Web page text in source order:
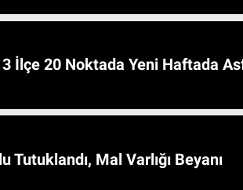
Tutuklandı, Mal Varlığı Beyanı